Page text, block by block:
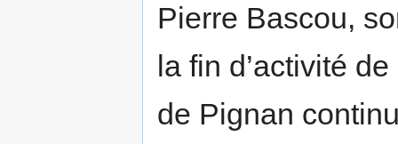
Pierre Bascou,
la fin d’activité
de Pignan